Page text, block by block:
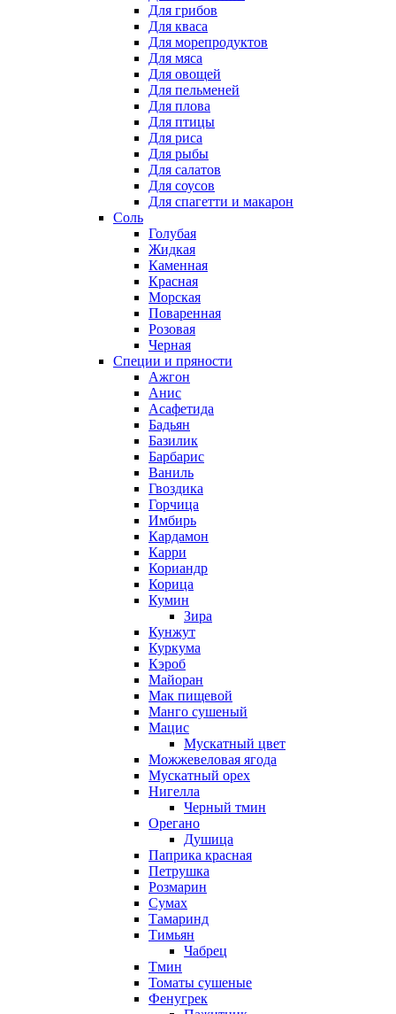
Для грибов
Для кваса
Для морепродуктов
Для мяса
Для овощей
Для пельменей
Для плова
Для птицы
Для риса
Для рыбы
Для салатов
Для соусов
Для спагетти и макарон
Соль
Голубая
Жидкая
Каменная
Красная
Морская
Поваренная
Розовая
Черная
Специи и пряности
Ажгон
Анис
Асафетида
Бадьян
Базилик
Барбарис
Ваниль
Гвоздика
Горчица
Имбирь
Кардамон
Карри
Кориандр
Корица
Кумин
Зира
Кунжут
Куркума
Кэроб
Майоран
Мак пищевой
Манго сушеный
Мацис
Мускатный цвет
Можжевеловая ягода
Мускатный орех
Нигелла
Черный тмин
Орегано
Душица
Паприка красная
Петрушка
Розмарин
Сумах
Тамаринд
Тимьян
Чабрец
Тмин
Томаты сушеные
Фенугрек